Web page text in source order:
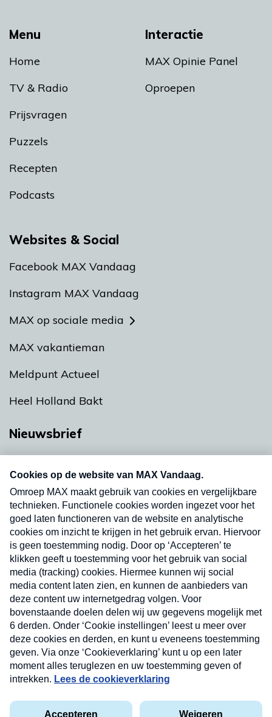
Menu
Home
TV & Radio
Prijsvragen
Puzzels
Recepten
Podcasts
Interactie
MAX Opinie Panel
Oproepen
Websites & Social
Facebook MAX Vandaag
Instagram MAX Vandaag
MAX op sociale media
MAX vakantieman
Meldpunt Actueel
Heel Holland Bakt
Nieuwsbrief
nieuwsbrief. Elke vrijdag- en dinsdagochtend in
uw mailbox.
Verzend
Privacyverklaring
Cookieverklaring
Nieuwsbrief
Neem hier een gratis abonnement op onze
nieuwsbrief. Elke vrijdag- en dinsdagochtend in uw